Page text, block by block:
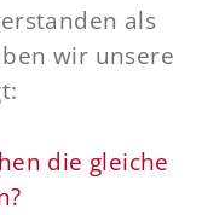
als
wir unsere
die gleiche